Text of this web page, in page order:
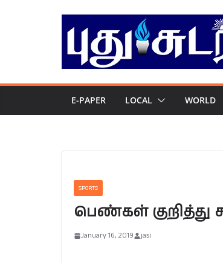
E-PAPER LOCAL WORLD
SPORTS
பெண்கள் குறித்து
January 16, 2019 jasi